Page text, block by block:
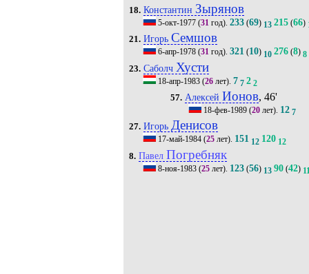
18. Константин Зырянов
5-окт-1977(31 год). 233(69) 13 215(66)
21. Игорь Семшов
6-апр-1978(31год). 321(10) 10 276(8) 8
23. Саболч Хусти
18-апр-1983(26лет). 7 7 2 2
57. Алексей Ионов, 46'
18-фев-1989 (20 лет). 12 7
27. Игорь Денисов
17-май-1984(25лет). 151 12 120 12
8. Павел Погребняк
8-ноя-1983(25лет). 123(56) 13 90(42)